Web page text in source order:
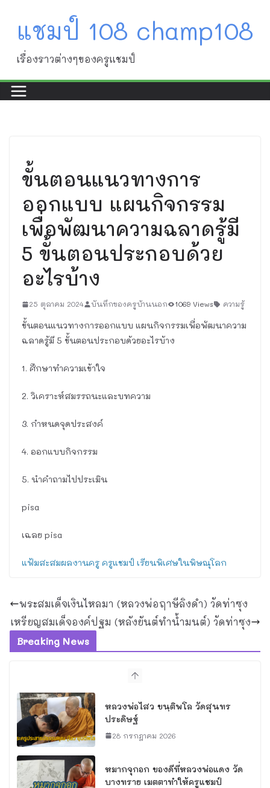
contentแชมป์ 108 champ108
เรื่องราวต่างๆของครูแชมป์
ขั้นตอนแนวทางการ
ออกแบบ แผนกิจกรรม
เพื่อพัฒนาความฉลาดรู้มี
5 ขั้นตอนประกอบด้วย
อะไรบ้าง
25 ตุลาคม 2024 บันทึกของครูบ้านนอก 1069 Views ความรู้
ขั้นตอนแนวทางการออกแบบ แผนกิจกรรมเพื่อพัฒนาความ
ฉลาดรู้มี 5 ขั้นตอนประกอบด้วยอะไรบ้าง
1. ศึกษาทำความเข้าใจ
2. วิเคราะห์สมรรถนะและบทความ
3. กำหนดจุดประสงค์
4. ออกแบบกิจกรรม
5. นำคำถามไปประเมิน
pisa
เฉลย pisa
แฟ้มสะสมผลงานครู ครูแชมป์ เรียนพิเศษในพิษณุโลก
พระสมเด็จเงินไหลมา (หลวงพ่อฤาษีลิงดำ) วัดท่าซุง
เหรียญสมเด็จองค์ปฐม (หลังยันต์ทำน้ำมนต์) วัดท่าซุง
Breaking News
หลวงพ่อไสว ขนฺติพโล วัดสุนทร
ประดิษฐ์
28 กรกฎาคม 2026
หมากจุกอก ของดีที่หลวงพ่อแดง วัด
บางทราย เมตตาทำให้ครูแชมป์